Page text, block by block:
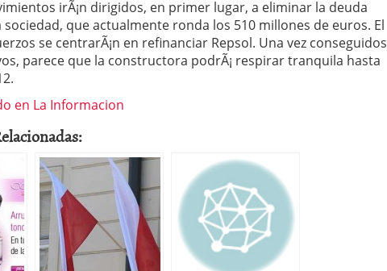
irÃ¡n dirigidos, en primer lugar, a eliminar la deuda
que actualmente ronda los 510 millones de euros. El
se centrarÃ¡n en refinanciar Repsol. Una vez conseguidos
parece que la constructora podrÃ¡ respirar tranquila hasta
en La Informacion